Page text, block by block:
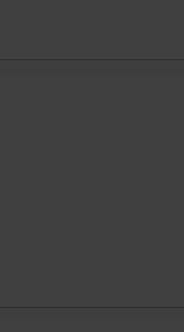
d'achat et les articles